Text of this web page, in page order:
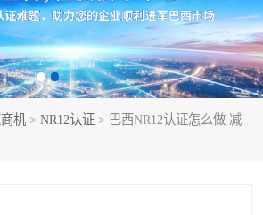
机 > NR12认证 > 巴西NR12认证怎么做 减
NR13认证
巴西NR认证
RETIE认证